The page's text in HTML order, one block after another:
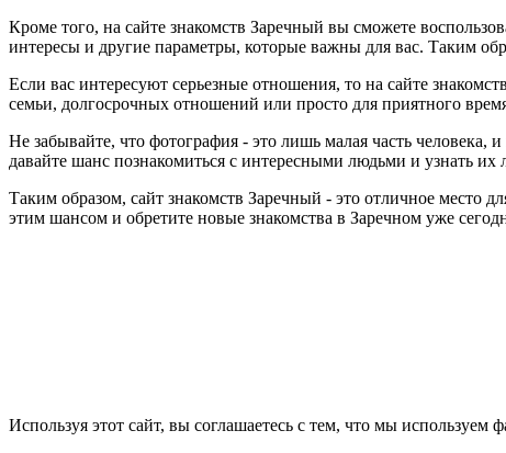
Кроме того, на сайте знакомств Заречный вы сможете
интересы и другие параметры, которые важны для вас. Таким
Если вас интересуют серьезные отношения, то на сайте
семьи, долгосрочных отношений или просто для приятного
Не забывайте, что фотография - это лишь малая часть человека,
давайте шанс познакомиться с интересными людьми и узнать
Таким образом, сайт знакомств Заречный - это отличное место
этим шансом и обретите новые знакомства в Заречном уже
Используя этот сайт, вы соглашаетесь с тем, что мы используем